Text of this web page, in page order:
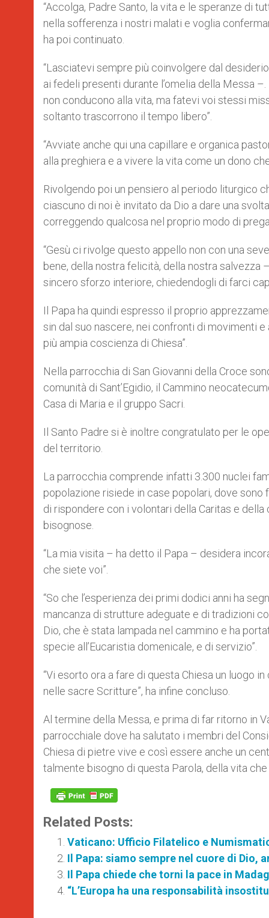
“Accolga, Padre Santo, la vita e le speranze di
nella sofferenza i nostri malati e voglia
ha poi continuato.
“Lasciatevi sempre più coinvolgere dal
ai fedeli presenti durante l’omelia della Messa
non conducono alla vita, ma fatevi voi stessi
soltanto trascorrono il tempo libero”.
“Avviate anche qui una capillare e organica
alla preghiera e a vivere la vita come un dono
Rivolgendo poi un pensiero al periodo liturgico
ciascuno di noi è invitato da Dio a dare una
correggendo qualcosa nel proprio modo di
“Gesù ci rivolge questo appello non con una
bene, della nostra felicità, della nostra salvezza
sincero sforzo interiore, chiedendogli di farci
Il Papa ha quindi espresso il proprio
sin dal suo nascere, nei confronti di movimenti
più ampia coscienza di Chiesa”.
Nella parrocchia di San Giovanni della Croce
comunità di Sant’Egidio, il Cammino
Casa di Maria e il gruppo Sacri.
Il Santo Padre si è inoltre congratulato per le
del territorio.
La parrocchia comprende infatti 3.300 nuclei
popolazione risiede in case popolari, dove
di rispondere con i volontari della Caritas e
bisognose.
“La mia visita – ha detto il Papa – desidera
che siete voi”.
“So che l’esperienza dei primi dodici anni ha
mancanza di strutture adeguate e di tradizioni
Dio, che è stata lampada nel cammino e ha
specie all’Eucaristia domenicale, e di servizio”.
“Vi esorto ora a fare di questa Chiesa un luogo
nelle sacre Scritture”, ha infine concluso.
Al termine della Messa, e prima di far ritorno in
parrocchiale dove ha salutato i membri del
Chiesa di pietre vive e così essere anche un
talmente bisogno di questa Parola, della vita che
Related Posts:
Vaticano: Ufficio Filatelico e
Il Papa: siamo sempre nel cuore di Dio,
Il Papa chiede che torni la pace in
“L’Europa ha una responsabilità